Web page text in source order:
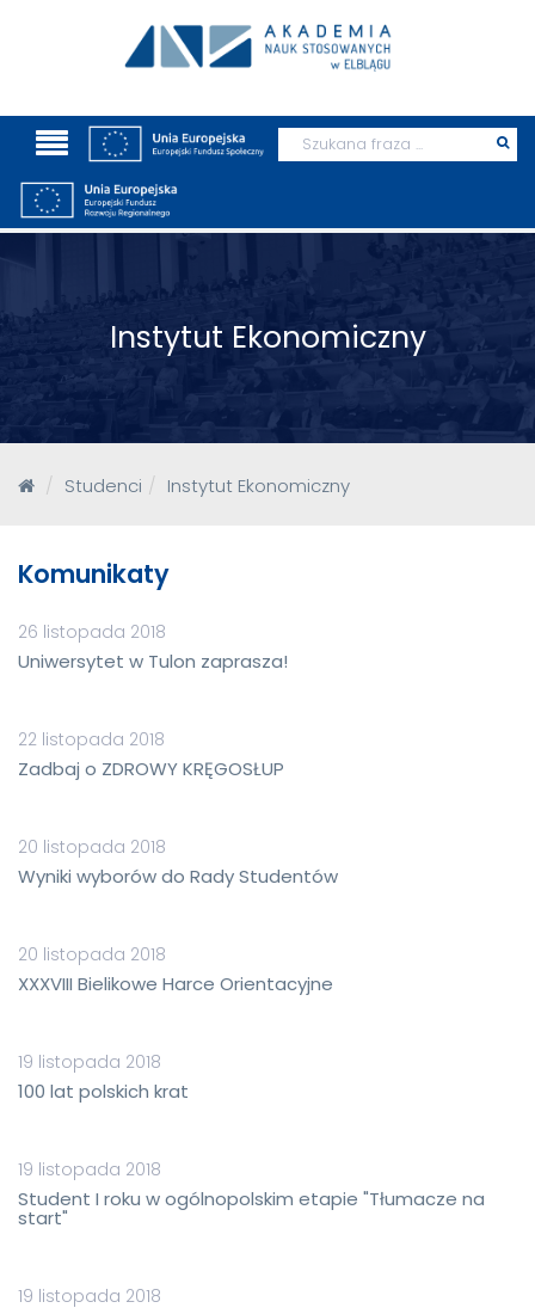
Wyszukaj
Instytut Ekonomiczny
Studenci Instytut Ekonomiczny
Komunikaty
26 listopada 2018
Uniwersytet w Tulon zaprasza!
22 listopada 2018
Zadbaj o ZDROWY KRĘGOSŁUP
20 listopada 2018
Wyniki wyborów do Rady Studentów
20 listopada 2018
XXXVIII Bielikowe Harce Orientacyjne
19 listopada 2018
100 lat polskich krat
19 listopada 2018
Student I roku w ogólnopolskim etapie "Tłumacze na
start"
19 listopada 2018